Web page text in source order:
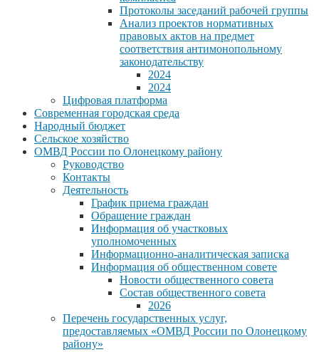
Протоколы заседаний рабочей группы
Анализ проектов нормативных
правовых актов на предмет
соответствия антимонопольному
законодательству
2024
2024
Цифровая платформа
Современная городская среда
Народный бюджет
Сельское хозяйство
ОМВД России по Олонецкому району
Руководство
Контакты
Деятельность
График приема граждан
Обращение граждан
Информация об участковых
уполномоченных
Информационно-аналитическая записка
Информация об общественном совете
Новости общественного совета
Состав общественного совета
2026
Перечень государственных услуг,
предоставляемых «ОМВД России по Олонецкому
району»